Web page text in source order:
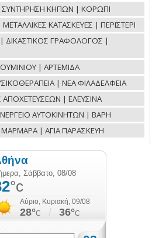
- ΣΥΝΤΗΡΗΣΗ ΚΗΠΩΝ | ΚΟΡΩΠΙ
ΚΑΤΑΣΚΕΥΕΣ | ΠΕΡΙΣΤΕΡΙ
ΔΙΚΑΣΤΙΚΟΣ ΓΡΑΦΟΛΟΓΟΣ |
| ΑΡΤΕΜΙΔΑ
| ΝΕΑ ΦΙΛΑΔΕΛΦΕΙΑ
| ΕΛΕΥΣΙΝΑ
ΑΥΤΟΚΙΝΗΤΩΝ | ΒΑΡΗ
| ΑΓΙΑ ΠΑΡΑΣΚΕΥΗ